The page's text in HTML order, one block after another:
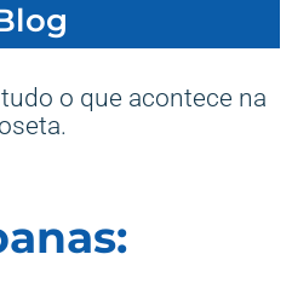
o que acontece na